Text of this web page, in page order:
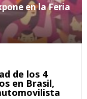
en la Feria
de los 4
en Brasil,